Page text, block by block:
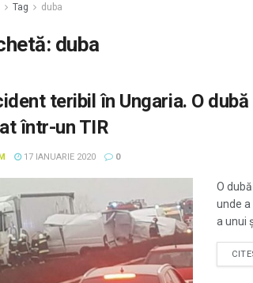
Tag duba
duba
teribil în Ungaria. O
într-un TIR
17 IANUARIE 2020 0
O
unde
a unui